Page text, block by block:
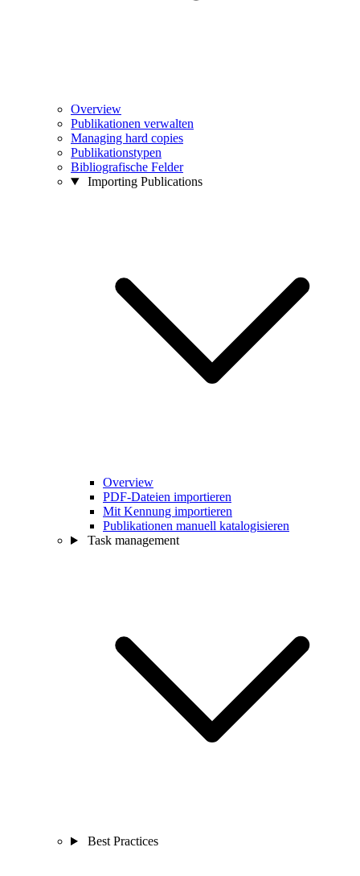
Overview
Publikationen verwalten
Managing hard copies
Publikationstypen
Bibliografische Felder
Importing Publications
Overview
PDF-Dateien importieren
Mit Kennung importieren
Publikationen manuell katalogisieren
Task management
Best Practices